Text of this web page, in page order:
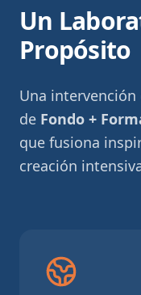
Un
Propósito
Una
de Fondo +
que fusiona
creación